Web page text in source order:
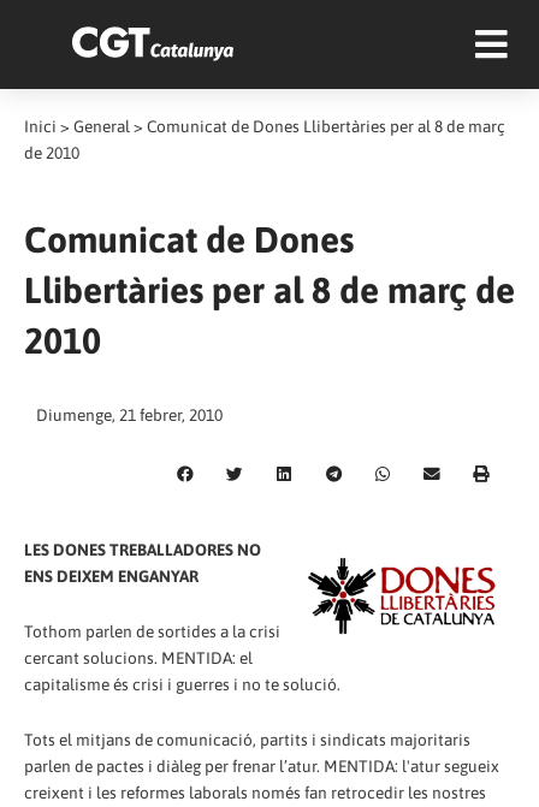
Inici > General > Comunicat de Dones Llibertàries per al 8 de març
de 2010
Comunicat de Dones
Llibertàries per al 8 de març de
2010
Diumenge, 21 febrer, 2010
LES DONES TREBALLADORES NO
ENS DEIXEM ENGANYAR
Tothom parlen de sortides a la crisi
cercant solucions. MENTIDA: el
capitalisme és crisi i guerres i no te solució.
Tots el mitjans de comunicació, partits i sindicats majoritaris
parlen de pactes i diàleg per frenar l’atur. MENTIDA: l'atur segueix
creixent i les reformes laborals només fan retrocedir les nostres